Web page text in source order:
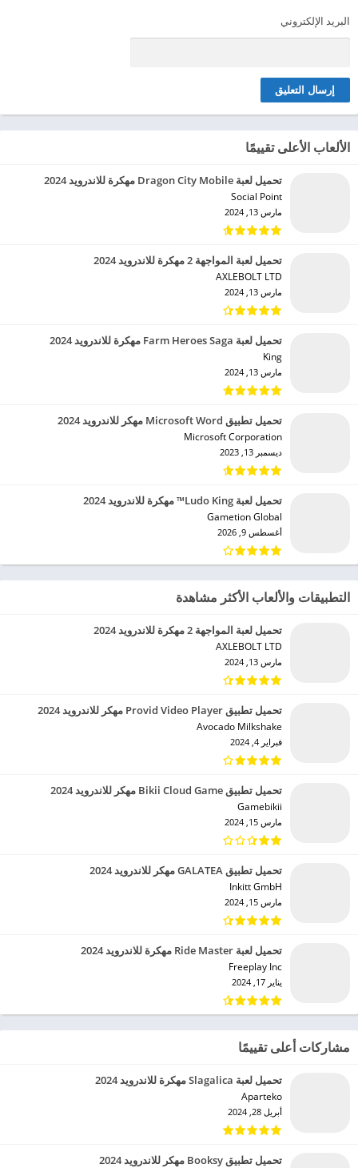
البريد الإلكتروني
الألعاب الأعلى تقييمًا
تحميل لعبة Dragon City Mobile مهكرة للاندرويد 2024
Social Point‏
مارس 13, 2024
تحميل لعبة المواجهة 2 مهكرة للاندرويد 2024
AXLEBOLT LTD‏
مارس 13, 2024
تحميل لعبة Farm Heroes Saga مهكرة للاندرويد 2024
King‏
مارس 13, 2024
تحميل تطبيق Microsoft Word مهكر للاندرويد 2024
Microsoft Corporation‏
ديسمبر 13, 2023
تحميل لعبة Ludo King™ مهكرة للاندرويد 2024
Gametion Global‏
أغسطس 9, 2026
التطبيقات والألعاب الأكثر مشاهدة
تحميل لعبة المواجهة 2 مهكرة للاندرويد 2024
AXLEBOLT LTD‏
مارس 13, 2024
تحميل تطبيق Provid Video Player مهكر للاندرويد 2024
Avocado Milkshake‏
فبراير 4, 2024
تحميل تطبيق Bikii Cloud Game مهكر للاندرويد 2024
Gamebikii‏
مارس 15, 2024
تحميل تطبيق GALATEA مهكر للاندرويد 2024
Inkitt GmbH‏
مارس 15, 2024
تحميل لعبة Ride Master مهكرة للاندرويد 2024
Freeplay Inc‏
يناير 17, 2024
مشاركات أعلى تقييمًا
تحميل لعبة Slagalica مهكرة للاندرويد 2024
Aparteko‏
أبريل 28, 2024
تحميل تطبيق Booksy مهكر للاندرويد 2024